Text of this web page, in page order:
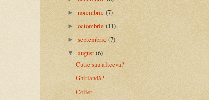
►noiembrie(7)
►octombrie(11)
►septembrie(7)
▼august(6)
Cutie sau altceva?
Ghirlandă?
Colier